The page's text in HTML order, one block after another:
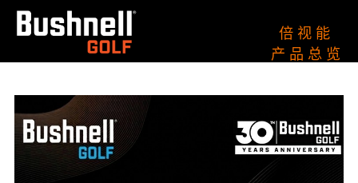
倍 视 能
产 品 总 览